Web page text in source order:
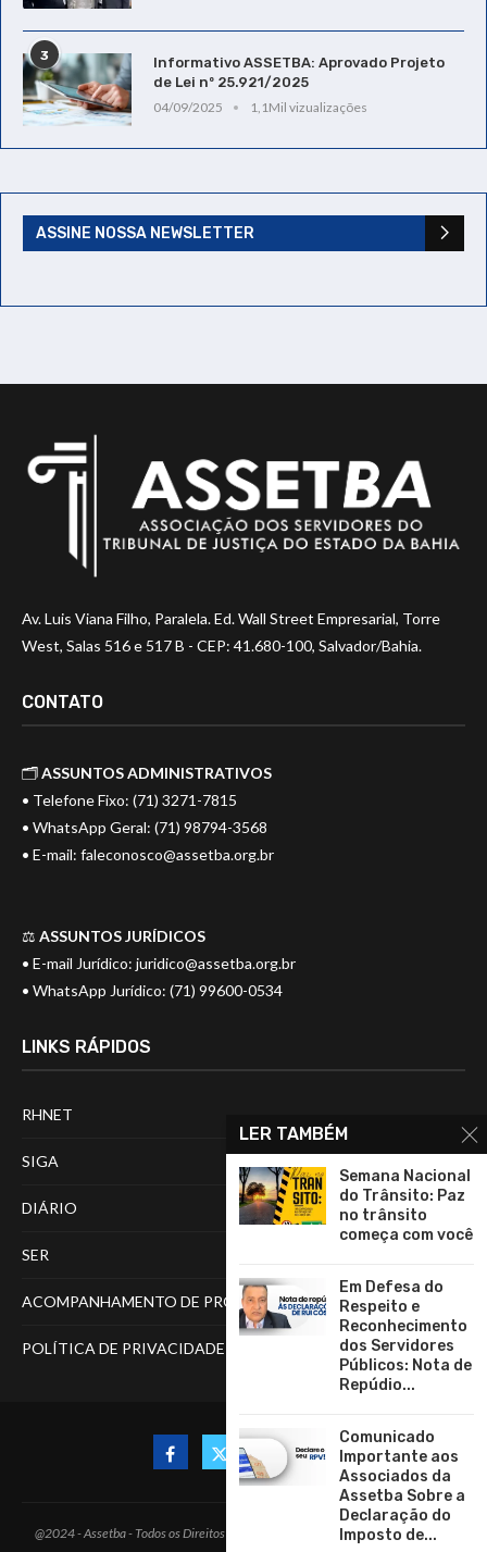
3
Informativo ASSETBA: Aprovado Projeto
de Lei nº 25.921/2025
04/09/2025
1,1Mil vizualizações
ASSINE NOSSA NEWSLETTER
Av. Luis Viana Filho, Paralela. Ed. Wall Street Empresarial, Torre
West, Salas 516 e 517 B - CEP: 41.680-100, Salvador/Bahia.
CONTATO
🗂️ASSUNTOS ADMINISTRATIVOS
• Telefone Fixo: (71) 3271-7815
• WhatsApp Geral: (71) 98794-3568
• E-mail: faleconosco@assetba.org.br
⚖️ ASSUNTOS JURÍDICOS
• E-mail Jurídico: juridico@assetba.org.br
• WhatsApp Jurídico: (71) 99600-0534
LINKS RÁPIDOS
RHNET
SIGA
DIÁRIO
SER
ACOMPANHAMENTO DE PROCESSOS
POLÍTICA DE PRIVACIDADE
@2024 - Assetba - Todos os Direitos Reservados e Desenvolvido porA Proposta
LER TAMBÉM
Semana Nacional
do Trânsito: Paz
no trânsito
começa com você
Em Defesa do
Respeito e
Reconhecimento
dos Servidores
Públicos: Nota de
Repúdio...
Comunicado
Importante aos
Associados da
Assetba Sobre a
Declaração do
Imposto de...